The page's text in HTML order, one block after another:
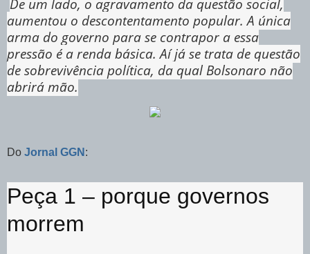
De um lado, o agravamento da questão social,
aumentou o descontentamento popular. A única
arma do governo para se contrapor a essa
pressão é a renda básica. Aí já se trata de questão
de sobrevivência política, da qual Bolsonaro não
abrirá mão.
Do Jornal GGN :
Peça 1 – porque governos
morrem